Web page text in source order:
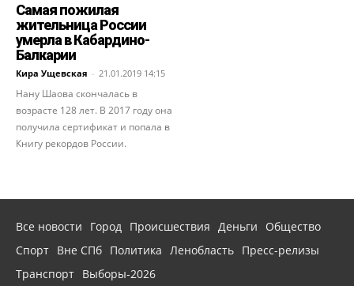
Самая пожилая
жительница России
умерла в Кабардино-
Балкарии
Кира Ущевская - 21.01.2019 14:15
Нану Шаова скончалась в
возрасте 128 лет. В 2017 году она
получила сертификат и попала в
Книгу рекордов России.
Все новости Город Происшествия Деньги
Общество
Спорт Вне СПб Политика Ленобласть Пресс-релизы
Транспорт Выборы-2026